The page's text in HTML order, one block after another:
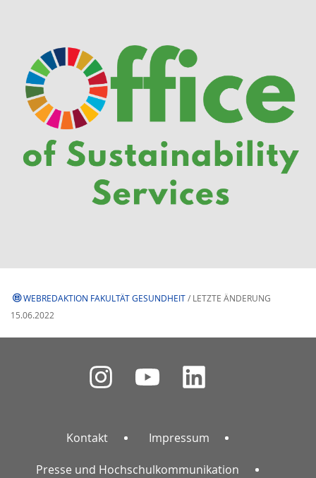
WEBREDAKTION FAKULTÄT GESUNDHEIT/ LETZTE ÄNDERUNG
15.06.2022
Kontakt Impressum
Presse und Hochschulkommunikation